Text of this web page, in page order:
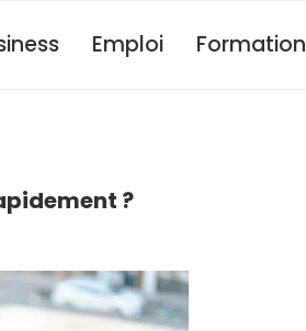
Emploi Formation
?